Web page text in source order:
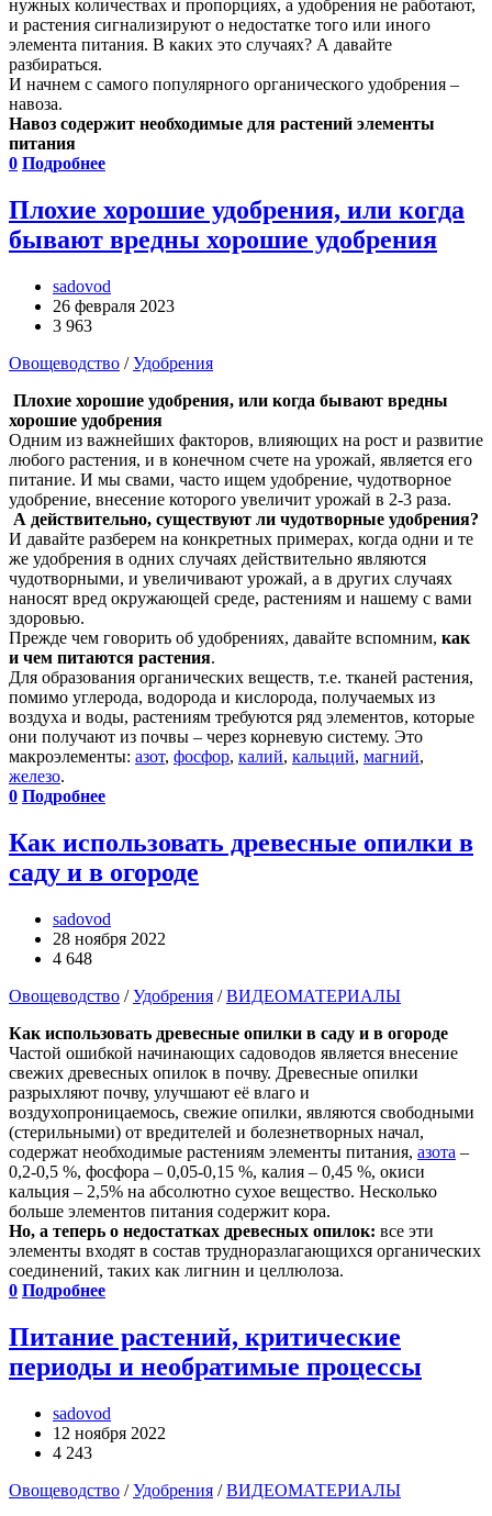
нужных количествах и пропорциях, а удобрения не работают,
и растения сигнализируют о недостатке того или иного
элемента питания. В каких это случаях? А давайте
разбираться.
И начнем с самого популярного органического удобрения –
навоза.
Навоз содержит необходимые для растений элементы
питания
0 Подробнее
Плохие хорошие удобрения, или когда
бывают вредны хорошие удобрения
sadovod
26 февраля 2023
3 963
Овощеводство /Удобрения
Плохие хорошие удобрения, или когда бывают вредны
хорошие удобрения
Одним из важнейших факторов, влияющих на рост и развитие
любого растения, и в конечном счете на урожай, является его
питание. И мы свами, часто ищем удобрение, чудотворное
удобрение, внесение которого увеличит урожай в 2-3 раза.
А действительно, существуют ли чудотворные удобрения?
И давайте разберем на конкретных примерах, когда одни и те
же удобрения в одних случаях действительно являются
чудотворными, и увеличивают урожай, а в других случаях
наносят вред окружающей среде, растениям и нашему с вами
здоровью.
Прежде чем говорить об удобрениях, давайте вспомним, как
и чем питаются растения.
Для образования органических веществ, т.е. тканей растения,
помимо углерода, водорода и кислорода, получаемых из
воздуха и воды, растениям требуются ряд элементов, которые
они получают из почвы – через корневую систему. Это
макроэлементы: азот, фосфор, калий, кальций, магний,
железо.
0 Подробнее
Как использовать древесные опилки в
саду и в огороде
sadovod
28 ноября 2022
4 648
Овощеводство /Удобрения /ВИДЕОМАТЕРИАЛЫ
Как использовать древесные опилки в саду и в огороде
Частой ошибкой начинающих садоводов является внесение
свежих древесных опилок в почву. Древесные опилки
разрыхляют почву, улучшают её влаго и
воздухопроницаемось, свежие опилки, являются свободными
(стерильными) от вредителей и болезнетворных начал,
содержат необходимые растениям элементы питания, азота –
0,2-0,5 %, фосфора – 0,05-0,15 %, калия – 0,45 %, окиси
кальция – 2,5% на абсолютно сухое вещество. Несколько
больше элементов питания содержит кора.
Но, а теперь о недостатках древесных опилок: все эти
элементы входят в состав трудноразлагающихся органических
соединений, таких как лигнин и целлюлоза.
0 Подробнее
Питание растений, критические
периоды и необратимые процессы
sadovod
12 ноября 2022
4 243
Овощеводство /Удобрения /ВИДЕОМАТЕРИАЛЫ